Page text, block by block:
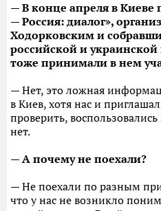
— В конце апреля в Киеве
— Россия: диалог»,
Ходорковским и
российской и
тоже принимали в нем
— Нет, это ложная
в Киев, хотя нас и
проверить,
нет.
— А почему не поехали?
— Не поехали по разным
что у нас не возникло